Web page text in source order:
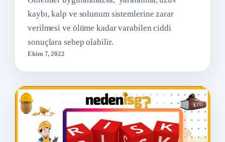
kaybı, kalp ve solunum sistemlerine zarar
verilmesi ve ölüme kadar varabilen ciddi
sonuçlara sebep olabilir.
Ekim 7, 2022